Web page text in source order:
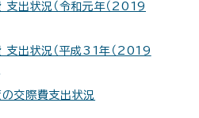
支出状況（令和元年（2019
支出状況（平成31年（2019
交際費支出状況